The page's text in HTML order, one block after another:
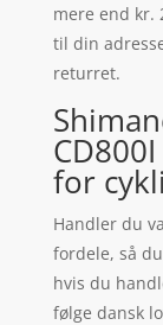
mere end kr.
til din
returret.
for
Handler du
fordele, så
hvis du
følge dansk